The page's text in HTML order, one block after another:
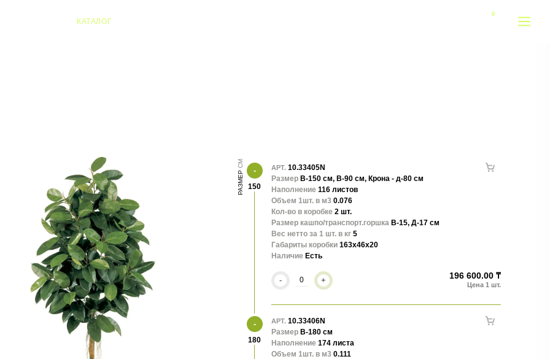
КАТАЛОГ
РАЗМЕР 150
АРТ. 10.33405N
Размер В-150 см, В-90 см, Крона - д-80 см
Наполнение 116 листов
Объем 1шт. в м3 0.076
Кол-во в коробке 2 шт.
Размер кашпо/транспорт.горшка В-15, Д-17 см
Вес нетто за 1 шт. в кг 5
Габариты коробки 163x46x20
Наличие Есть
- + 196 600.00 ₸
180
АРТ. 10.33406N
Размер В-180 см
Наполнение 174 листа
Объем 1шт. в м3 0.111